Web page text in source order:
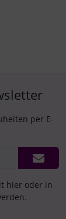
per E-
hier oder in